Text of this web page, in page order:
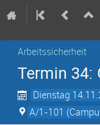
Arbeitssicherheit
Termin 34:
Dienstag
A/1-101